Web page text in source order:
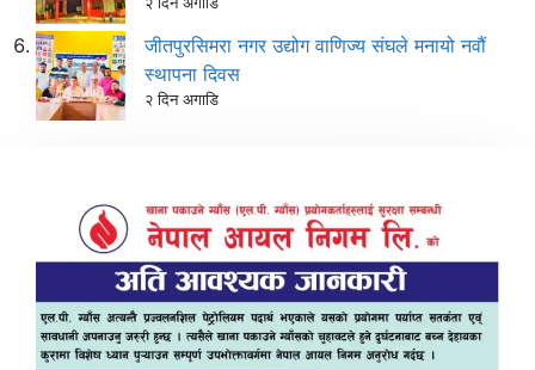
जीतपुरसिमरा नगर उद्योग वाणिज्य संघले मनायो नवौं
स्थापना दिवस
२ दिन अगाडि